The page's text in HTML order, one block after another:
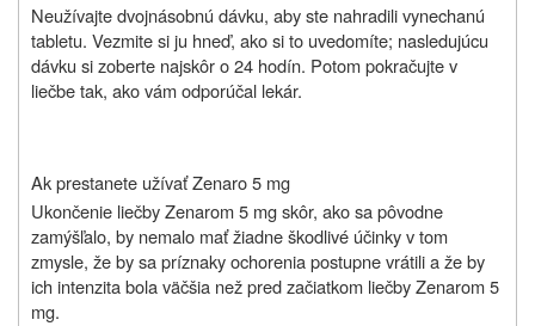
Neužívajte dvojnásobnú dávku, aby ste nahradili vynechanú
tabletu. Vezmite si ju hneď, ako si to uvedomíte; nasledujúcu
dávku si zoberte najskôr o 24 hodín. Potom pokračujte v
liečbe tak, ako vám odporúčal lekár.
Ak prestanete užívať Zenaro 5 mg
Ukončenie liečby Zenarom 5 mg skôr, ako sa pôvodne
zamýšľalo, by nemalo mať žiadne škodlivé účinky v tom
zmysle, že by sa príznaky ochorenia postupne vrátili a že by
ich intenzita bola väčšia než pred začiatkom liečby Zenarom 5
mg.